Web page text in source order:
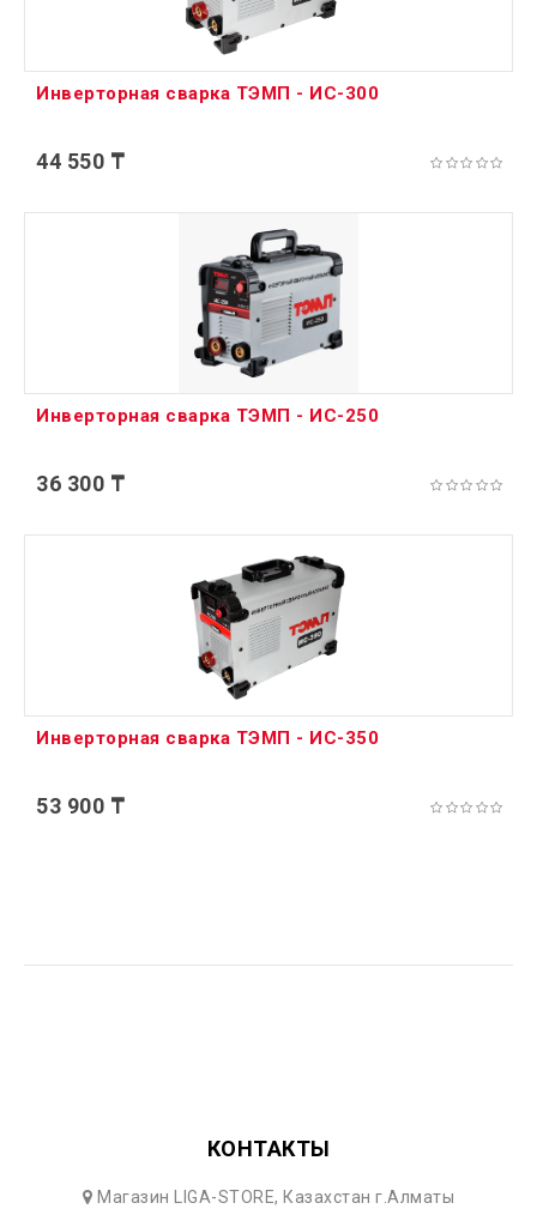
Инверторная сварка ТЭМП - ИС-300
44 550 ₸
Инверторная сварка ТЭМП - ИС-250
36 300 ₸
Инверторная сварка ТЭМП - ИС-350
53 900 ₸
КОНТАКТЫ
Магазин LIGA-STORE, Казахстан г.Алматы